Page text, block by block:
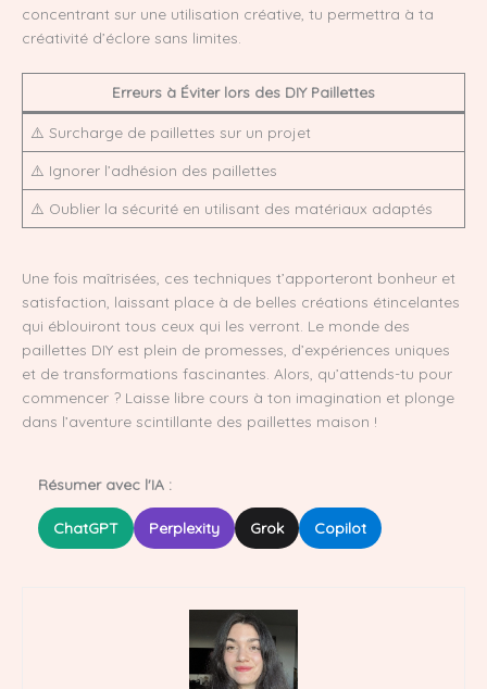
concentrant sur une utilisation créative, tu permettra à ta
créativité d’éclore sans limites.
Erreurs à Éviter lors des DIY Paillettes
⚠️ Surcharge de paillettes sur un projet
⚠️ Ignorer l’adhésion des paillettes
⚠️ Oublier la sécurité en utilisant des matériaux adaptés
Une fois maîtrisées, ces techniques t’apporteront bonheur et
satisfaction, laissant place à de belles créations étincelantes
qui éblouiront tous ceux qui les verront. Le monde des
paillettes DIY est plein de promesses, d’expériences uniques
et de transformations fascinantes. Alors, qu’attends-tu pour
commencer ? Laisse libre cours à ton imagination et plonge
dans l’aventure scintillante des paillettes maison !
Résumer avec l'IA :
ChatGPT Perplexity Grok Copilot